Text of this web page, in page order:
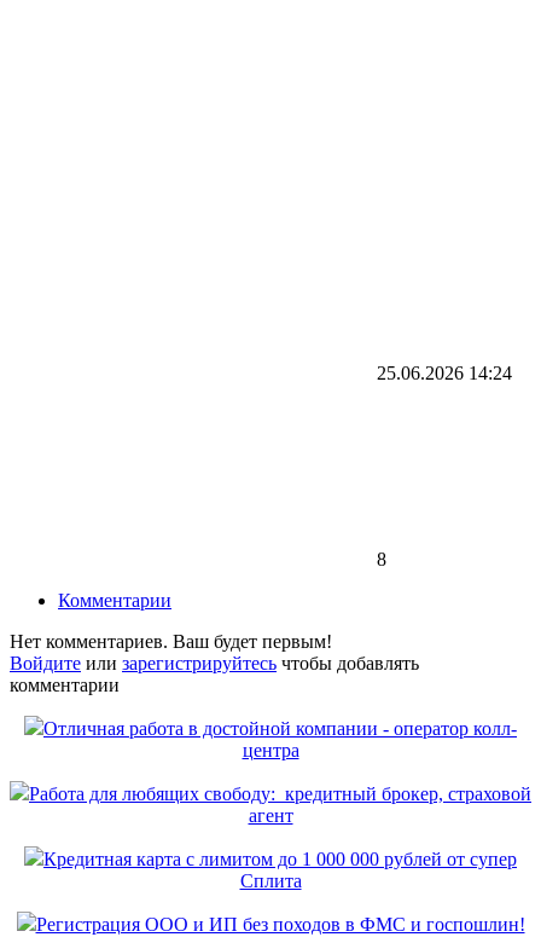
25.06.2026 14:24
8
Комментарии
Нет комментариев. Ваш будет первым!
Войдите или зарегистрируйтесь чтобы добавлять
комментарии
Отличная работа в достойной компании - оператор колл-
центра
Работа для любящих свободу: кредитный брокер, страховой
агент
Кредитная карта с лимитом до 1 000 000 рублей от супер
Сплита
Регистрация ООО и ИП без походов в ФМС и госпошлин!